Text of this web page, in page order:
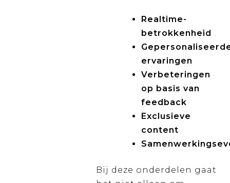
Realtime-
betrokkenheid
ervaringen
Verbeteringen
op basis van
feedback
Exclusieve
content
Bij deze onderdelen gaat